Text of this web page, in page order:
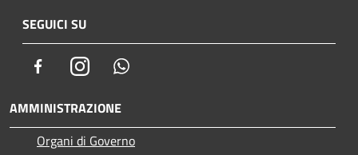
SEGUICI SU
FacebookInstagram
AMMINISTRAZIONE
Organi di Governo